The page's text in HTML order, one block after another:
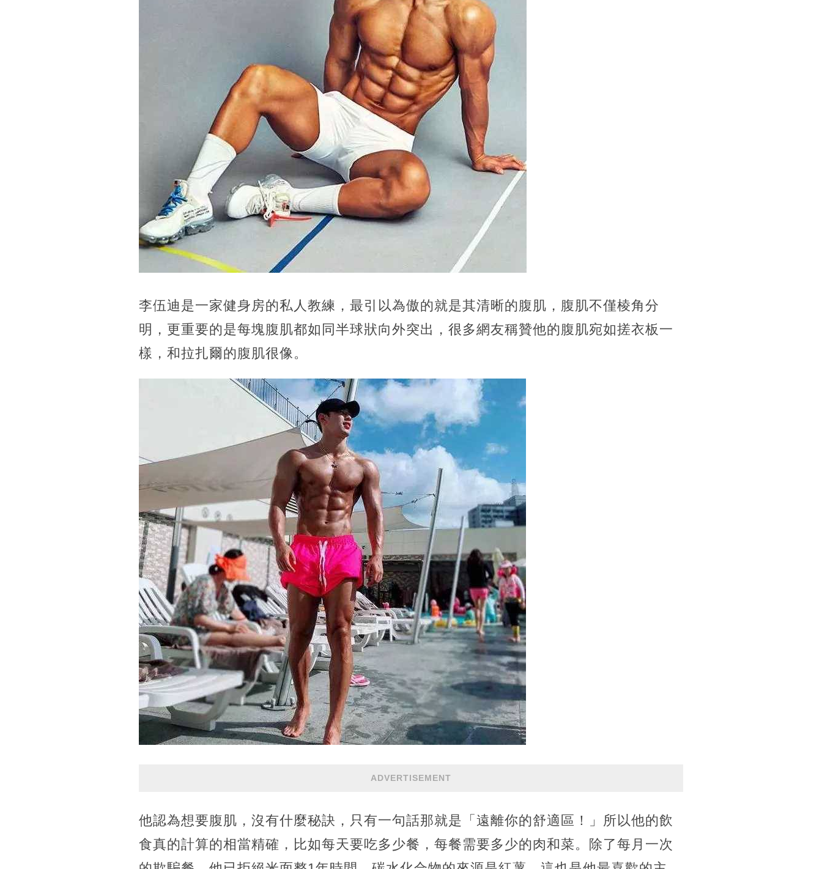
李伍迪是一家健身房的私人教練，最引以為傲的就是其清晰的腹肌，腹肌不僅棱角分
明，更重要的是每塊腹肌都如同半球狀向外突出，很多網友稱贊他的腹肌宛如搓衣板一
樣，和拉扎爾的腹肌很像。
ADVERTISEMENT
他認為想要腹肌，沒有什麼秘訣，只有一句話那就是「遠離你的舒適區！」所以他的飲
食真的計算的相當精確，比如每天要吃多少餐，每餐需要多少的肉和菜。除了每月一次